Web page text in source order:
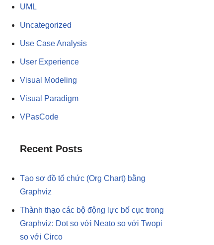
UML
Uncategorized
Use Case Analysis
User Experience
Visual Modeling
Visual Paradigm
VPasCode
Recent Posts
Tạo sơ đồ tổ chức (Org Chart) bằng
Graphviz
Thành thạo các bộ động lực bố cục trong
Graphviz: Dot so với Neato so với Twopi
so với Circo